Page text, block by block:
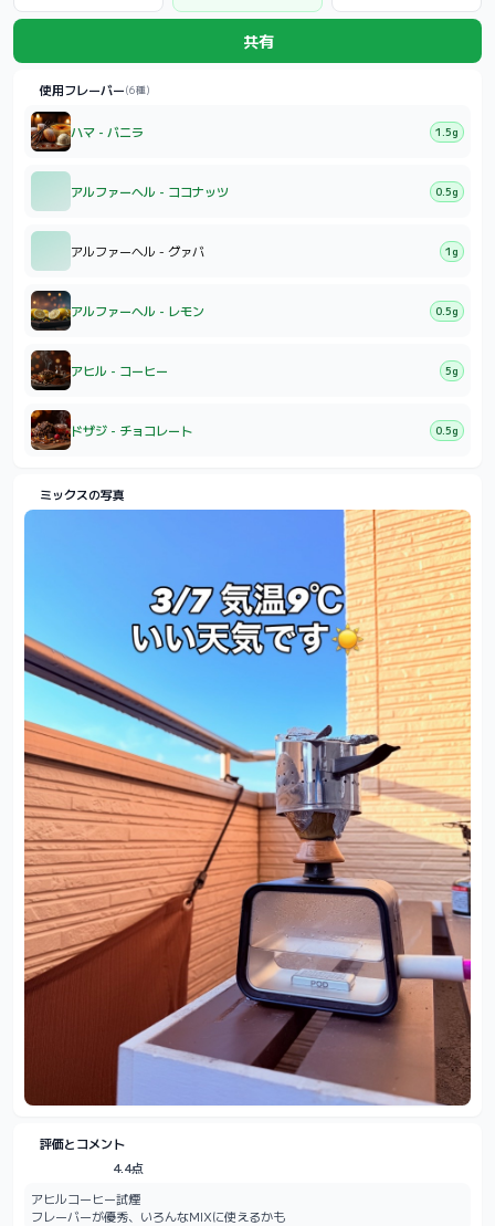
共有
使用フレーバー(6種)
ハマ - バニラ 1.5g
アルファーヘル - ココナッツ 0.5g
アルファーヘル - グァバ 1g
アルファーヘル - レモン 0.5g
アヒル - コーヒー 5g
ドザジ - チョコレート 0.5g
ミックスの写真
評価とコメント
4.4点
アヒルコーヒー試煙
フレーバーが優秀、いろんなMIXに使えるかも